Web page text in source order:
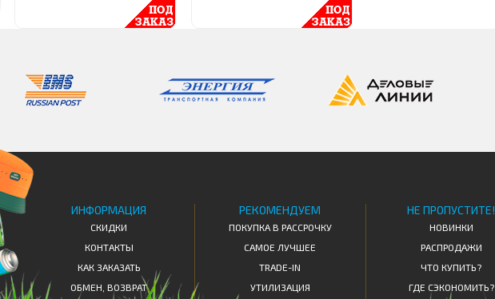
ИНФОРМАЦИЯ
СКИДКИ
КОНТАКТЫ
КАК ЗАКАЗАТЬ
ОБМЕН, ВОЗВРАТ
РЕКОМЕНДУЕМ
ПОКУПКА В РАССРОЧКУ
САМОЕ ЛУЧШЕЕ
TRADE-IN
УТИЛИЗАЦИЯ
НЕ ПРОПУСТИТЕ!
НОВИНКИ
РАСПРОДАЖИ
ЧТО КУПИТЬ?
ГДЕ СЭКОНОМИТЬ?